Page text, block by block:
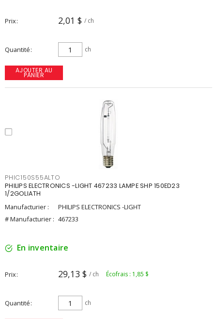
Prix 2,01 $ / ch
Quantité ch
AJOUTER AU
PANIER
PHIC150S55ALTO
PHILIPS ELECTRONICS -LIGHT 467233 LAMPE SHP 150ED23
1/2GOLIATH
Manufacturier :
PHILIPS ELECTRONICS -LIGHT
# Manufacturier : 467233
En inventaire
Prix 29,13 $ / ch Écofrais : 1,85 $
Quantité ch